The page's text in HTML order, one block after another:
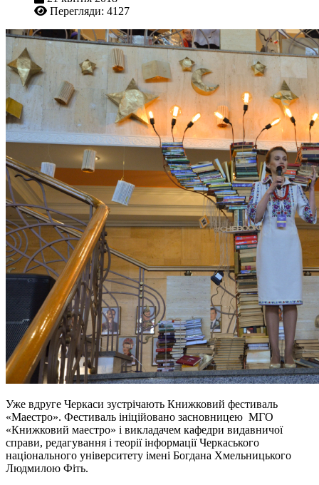
Перегляди: 4127
Уже вдруге Черкаси зустрічають Книжковий фестиваль
«Маестро». Фестиваль ініційовано засновницею МГО
«Книжковий маестро» і викладачем кафедри видавничої
справи, редагування і теорії інформації Черкаського
національного університету імені Богдана Хмельницького
Людмилою Фіть.